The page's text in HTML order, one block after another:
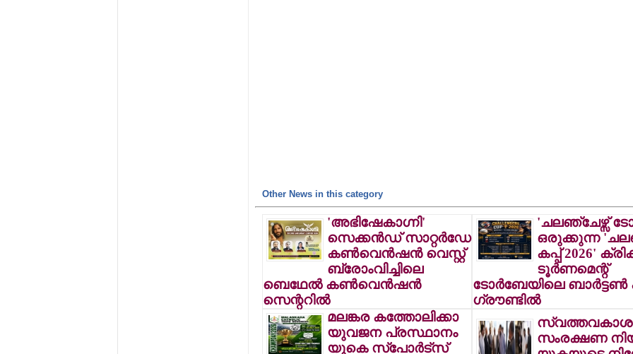
Other News in this category
'അഭിഷേകാഗ്നി'
സെക്കന്‍ഡ് സാറ്റര്‍ഡേ
കണ്‍വെന്‍ഷന്‍ വെസ്റ്റ്
ബ്രോംവിച്ചിലെ
ബെഥേല്‍ കണ്‍വെന്‍ഷന്‍
സെന്ററില്‍
'ചലഞ്ചേഴ്സ്
ഒരുക്കുന്ന
കപ്പ് 2026'
ടൂര്‍ണമെന്റ്
ടോര്‍ബേയിലെ ബാര്‍ട്ടണ്‍
ഗ്രൗണ്ടില്‍
മലങ്കര കത്തോലിക്കാ
യുവജന പ്രസ്ഥാനം
യുകെ സ്പോര്‍ട്സ്
സ്വത്തവകാശ
സംരക്ഷണ